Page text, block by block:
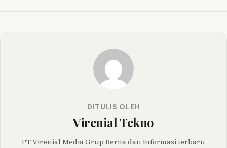
DITULIS OLEH
Virenial Tekno
PT Virenial Media Grup Berita dan informasi terbaru